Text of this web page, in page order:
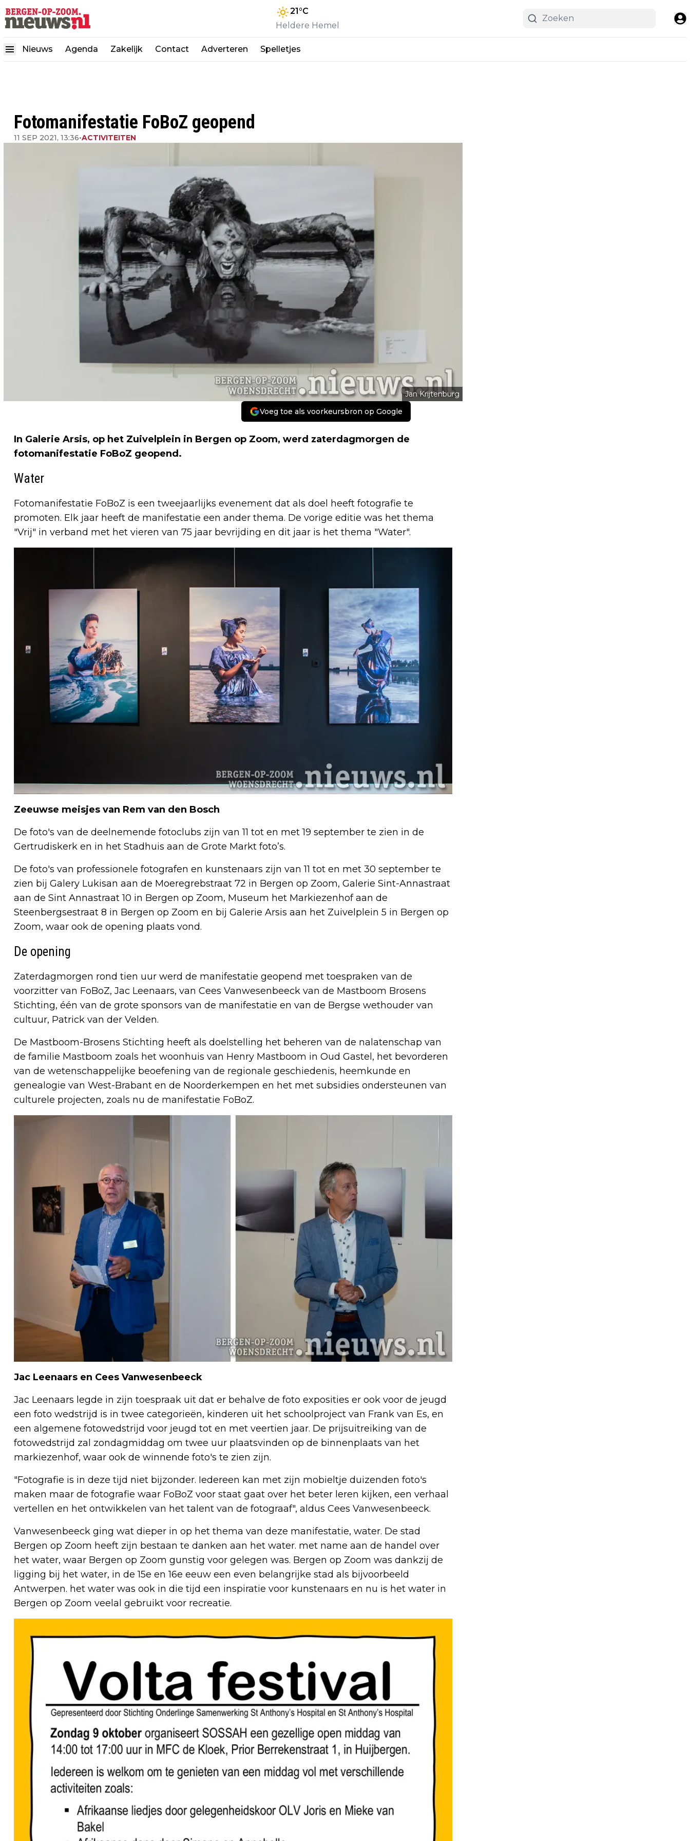
21°C
Heldere Hemel
Nieuws Agenda Zakelijk Contact Adverteren Spelletjes
Fotomanifestatie FoBoZ geopend
11 SEP 2021, 13:36•ACTIVITEITEN
Jan Krijtenburg
Voeg toe als voorkeursbron op Google
In Galerie Arsis, op het Zuivelplein in Bergen op Zoom, werd zaterdagmorgen de
fotomanifestatie FoBoZ geopend.
Water
Fotomanifestatie FoBoZ is een tweejaarlijks evenement dat als doel heeft fotografie te
promoten. Elk jaar heeft de manifestatie een ander thema. De vorige editie was het thema
"Vrij" in verband met het vieren van 75 jaar bevrijding en dit jaar is het thema "Water".
Zeeuwse meisjes van Rem van den Bosch
De foto's van de deelnemende fotoclubs zijn van 11 tot en met 19 september te zien in de
Gertrudiskerk en in het Stadhuis aan de Grote Markt foto’s.
De foto's van professionele fotografen en kunstenaars zijn van 11 tot en met 30 september te
zien bij Galery Lukisan aan de Moeregrebstraat 72 in Bergen op Zoom, Galerie Sint-Annastraat
aan de Sint Annastraat 10 in Bergen op Zoom, Museum het Markiezenhof aan de
Steenbergsestraat 8 in Bergen op Zoom en bij Galerie Arsis aan het Zuivelplein 5 in Bergen op
Zoom, waar ook de opening plaats vond.
De opening
Zaterdagmorgen rond tien uur werd de manifestatie geopend met toespraken van de
voorzitter van FoBoZ, Jac Leenaars, van Cees Vanwesenbeeck van de Mastboom Brosens
Stichting, één van de grote sponsors van de manifestatie en van de Bergse wethouder van
cultuur, Patrick van der Velden.
De Mastboom-Brosens Stichting heeft als doelstelling het beheren van de nalatenschap van
de familie Mastboom zoals het woonhuis van Henry Mastboom in Oud Gastel, het bevorderen
van de wetenschappelijke beoefening van de regionale geschiedenis, heemkunde en
genealogie van West-Brabant en de Noorderkempen en het met subsidies ondersteunen van
culturele projecten, zoals nu de manifestatie FoBoZ.
Jac Leenaars en Cees Vanwesenbeeck
Jac Leenaars legde in zijn toespraak uit dat er behalve de foto exposities er ook voor de jeugd
een foto wedstrijd is in twee categorieën, kinderen uit het schoolproject van Frank van Es, en
een algemene fotowedstrijd voor jeugd tot en met veertien jaar. De prijsuitreiking van de
fotowedstrijd zal zondagmiddag om twee uur plaatsvinden op de binnenplaats van het
markiezenhof, waar ook de winnende foto's te zien zijn.
"Fotografie is in deze tijd niet bijzonder. Iedereen kan met zijn mobieltje duizenden foto's
maken maar de fotografie waar FoBoZ voor staat gaat over het beter leren kijken, een verhaal
vertellen en het ontwikkelen van het talent van de fotograaf", aldus Cees Vanwesenbeeck.
Vanwesenbeeck ging wat dieper in op het thema van deze manifestatie, water. De stad
Bergen op Zoom heeft zijn bestaan te danken aan het water. met name aan de handel over
het water, waar Bergen op Zoom gunstig voor gelegen was. Bergen op Zoom was dankzij de
ligging bij het water, in de 15e en 16e eeuw een even belangrijke stad als bijvoorbeeld
Antwerpen. het water was ook in die tijd een inspiratie voor kunstenaars en nu is het water in
Bergen op Zoom veelal gebruikt voor recreatie.